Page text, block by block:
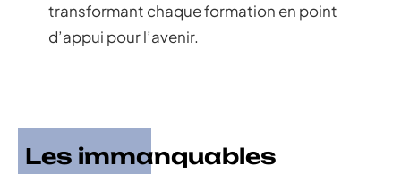
transformant chaque formation en point
d’appui pour l’avenir.
Les immanquables